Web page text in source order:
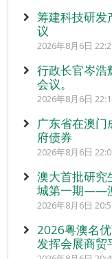
筹建科技研发
议
2026年8月6日
行政长官岑浩
会议。
2026年8月6日
广东省在澳门
府债券
2026年8月6日
澳大首批研究
城第一期——
2026年8月6日
2026粤澳名
发挥会展商贸